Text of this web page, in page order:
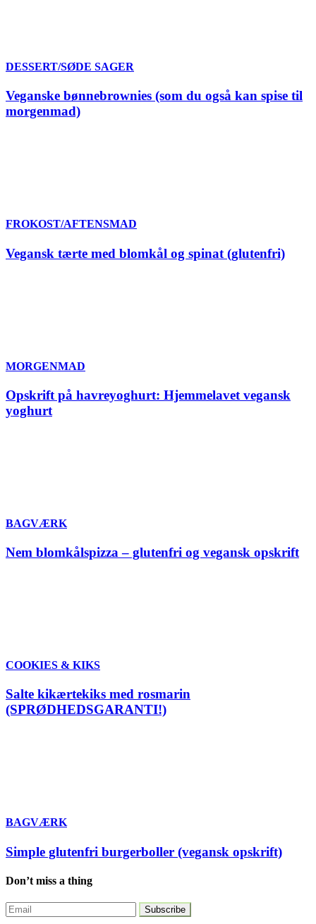
DESSERT/SØDE SAGER
Veganske bønnebrownies (som du også kan spise til
morgenmad)
FROKOST/AFTENSMAD
Vegansk tærte med blomkål og spinat (glutenfri)
MORGENMAD
Opskrift på havreyoghurt: Hjemmelavet vegansk
yoghurt
BAGVÆRK
Nem blomkålspizza – glutenfri og vegansk opskrift
COOKIES & KIKS
Salte kikærtekiks med rosmarin
(SPRØDHEDSGARANTI!)
BAGVÆRK
Simple glutenfri burgerboller (vegansk opskrift)
Don’t miss a thing